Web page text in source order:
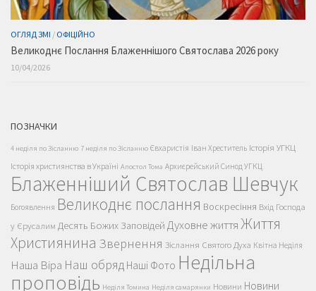
ОГЛЯД ЗМІ / ОФІЦІЙНО
Великоднє Послання Блаженнішого Святослава 2026 року
10/04/2026
ПОЗНАЧКИ
4 неділя по Зісланню 7 неділя по Зісланню Євхаристія Іван Хреститель Історія УГКЦ
Історія християнства в Україні Апостол Тома Архиєрейський Синод УГКЦ
Блаженніший Святослав Шевчук
Богоявлення Великоднє послання Воскресіння Вхід Господа
у Єрусалим Десять Божих Заповідей Духовне життяЖиття
Християнина Звернення Зіслання Святого Духа Квітна Неділя
Наша Віра Наш обряд Наші Фото Недільна
проповідь Неділя Томина Неділя самарянки Новини Новини